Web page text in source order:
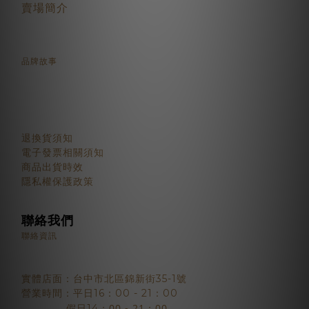
賣場簡介
品牌故事
退換貨須知
電子發票相關須知
商品出貨時效
隱私權保護政策
聯絡我們
聯絡資訊
實體店面：台中市北區錦新街35-1號
營業時間：平日16：00 - 21：00